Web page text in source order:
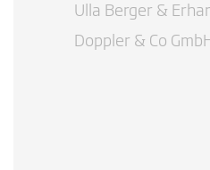
Ulla Berger &​
Doppler & Co